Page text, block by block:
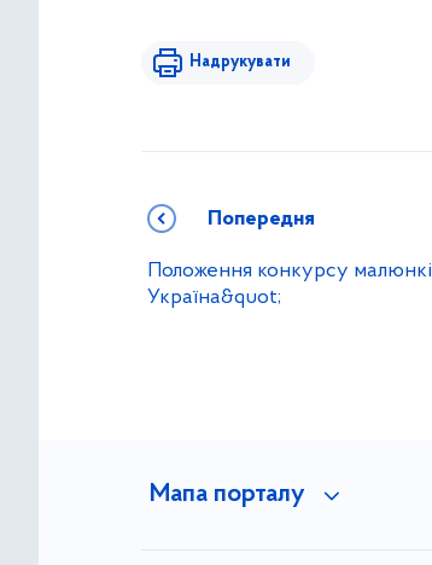
Надрукувати
Попередня
Положення конкурсу
Україна&quot;
Мапа порталу